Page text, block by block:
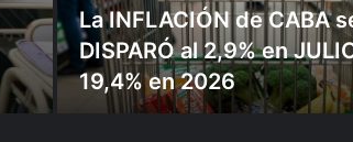
La INFLACIÓN de CABA
DISPARÓ al 2,9% en
19,4% en 2026